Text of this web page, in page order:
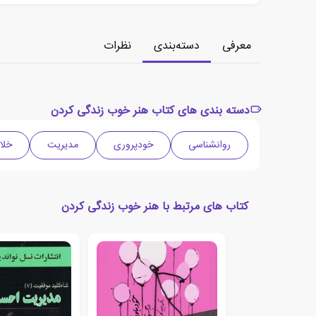
معرفی دسته‌بندی نظرات
دسته بندی های کتاب هنر خوب زندگی کردن
روانشناسی خودپروری مدیریت
کتاب های مرتبط با هنر خوب زندگی کردن